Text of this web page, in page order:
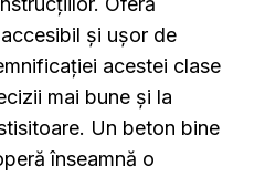
și ușor de
acestei clase
mai bune și la
Un beton bine
înseamnă o